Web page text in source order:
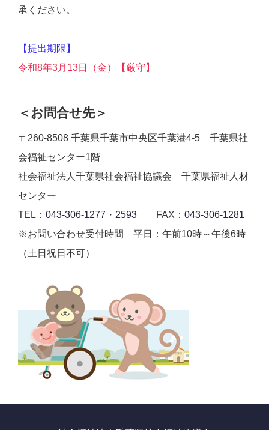
承ください。
【提出期限】
令和8年3月13日（金）【厳守】
＜お問合せ先＞
〒260-8508 千葉県千葉市中央区千葉港4-5 千葉県社
会福祉センター1階
社会福祉法人千葉県社会福祉協議会 千葉県福祉人材
センター
TEL： 043-306-1277 ・ 2593 FAX： 043-306-1281
※お問い合わせ受付時間 平日：午前10時～午後6時
（土日祝日不可）